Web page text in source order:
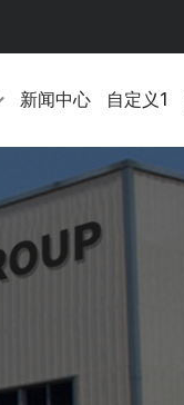
新闻中心 自定义1